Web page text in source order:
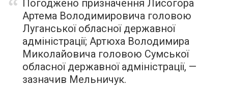
Погоджено призначення Лисогора
Артема Володимировича головою
Луганської обласної державної
адміністрації; Артюха Володимира
Миколайовича головою Сумської
обласної державної адміністрації, —
зазначив Мельничук.